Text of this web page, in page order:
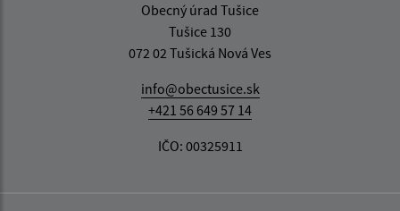
Obecný úrad Tušice
Tušice 130
072 02 Tušická Nová Ves
info@obectusice.sk
+421 56 649 57 14
IČO: 00325911